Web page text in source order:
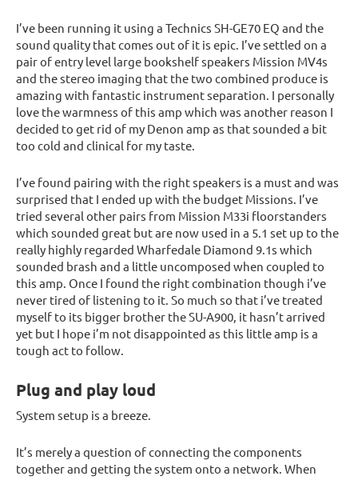
I’ve been running it using a Technics SH-GE70 EQ and the
sound quality that comes out of it is epic. I’ve settled on a
pair of entry level large bookshelf speakers Mission MV4s
and the stereo imaging that the two combined produce is
amazing with fantastic instrument separation. I personally
love the warmness of this amp which was another reason I
decided to get rid of my Denon amp as that sounded a bit
too cold and clinical for my taste.
I’ve found pairing with the right speakers is a must and was
surprised that I ended up with the budget Missions. I’ve
tried several other pairs from Mission M33i floorstanders
which sounded great but are now used in a 5.1 set up to the
really highly regarded Wharfedale Diamond 9.1s which
sounded brash and a little uncomposed when coupled to
this amp. Once I found the right combination though i’ve
never tired of listening to it. So much so that i’ve treated
myself to its bigger brother the SU-A900, it hasn’t arrived
yet but I hope i’m not disappointed as this little amp is a
tough act to follow.
Plug and play loud
System setup is a breeze.
It’s merely a question of connecting the components
together and getting the system onto a network. When